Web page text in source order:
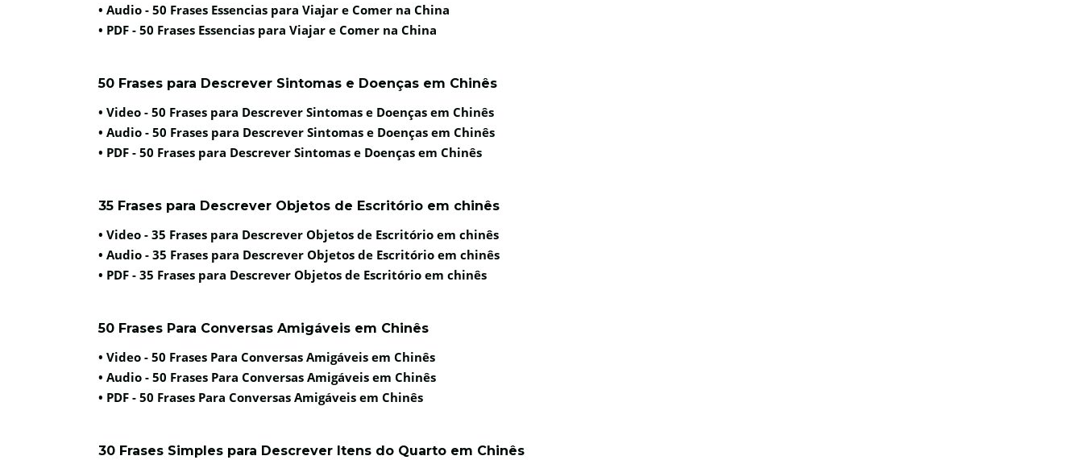
• Audio - 50 Frases Essencias para Viajar e Comer na China
• PDF - 50 Frases Essencias para Viajar e Comer na China
50 Frases para Descrever Sintomas e Doenças em Chinês
• Video - 50 Frases para Descrever Sintomas e Doenças em Chinês
• Audio - 50 Frases para Descrever Sintomas e Doenças em Chinês
• PDF - 50 Frases para Descrever Sintomas e Doenças em Chinês
35 Frases para Descrever Objetos de Escritório em chinês
• Video - 35 Frases para Descrever Objetos de Escritório em chinês
• Audio - 35 Frases para Descrever Objetos de Escritório em chinês
• PDF - 35 Frases para Descrever Objetos de Escritório em chinês
50 Frases Para Conversas Amigáveis em Chinês
• Video - 50 Frases Para Conversas Amigáveis em Chinês
• Audio - 50 Frases Para Conversas Amigáveis em Chinês
• PDF - 50 Frases Para Conversas Amigáveis em Chinês
30 Frases Simples para Descrever Itens do Quarto em Chinês